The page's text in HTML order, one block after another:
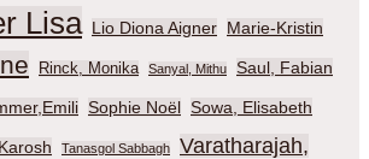
Lisa Lio Diona Aigner Marie-Kristin
Rinck, Monika Sanyal, Mithu Saul, Fabian
Sophie Noël Sowa, Elisabeth
Tanasgol Sabbagh
Varatharajah,